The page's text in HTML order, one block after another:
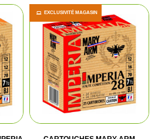
EXCLUSIVITÉ MAGASIN